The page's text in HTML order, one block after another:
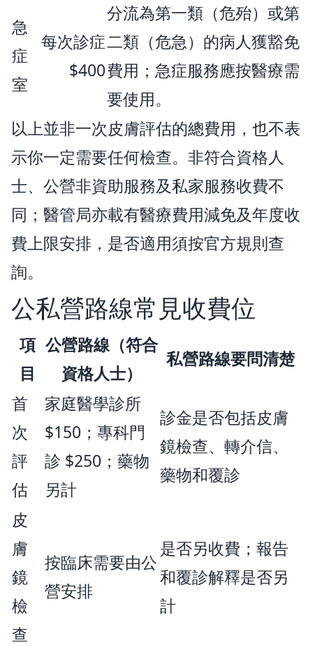
急
症
室
每次診症
$400
分流為第一類（危殆）或第
二類（危急）的病人獲豁免
費用；急症服務應按醫療需
要使用。
以上並非一次皮膚評估的總費用，也不表
示你一定需要任何檢查。非符合資格人
士、公營非資助服務及私家服務收費不
同；醫管局亦載有醫療費用減免及年度收
費上限安排，是否適用須按官方規則查
詢。
公私營路線常見收費位
項
目
公營路線（符合
資格人士）
私營路線要問清楚
首
次
評
估
家庭醫學診所
$150；專科門
診 $250；藥物
另計
診金是否包括皮膚
鏡檢查、轉介信、
藥物和覆診
皮
膚
鏡
檢
查
按臨床需要由公
營安排
是否另收費；報告
和覆診解釋是否另
計